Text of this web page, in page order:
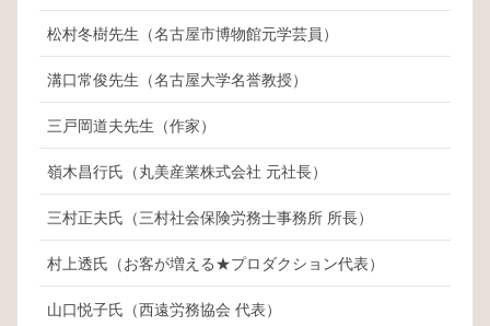
松村冬樹先生（名古屋市博物館元学芸員）
溝口常俊先生（名古屋大学名誉教授）
三戸岡道夫先生（作家）
嶺木昌行氏（丸美産業株式会社 元社長）
三村正夫氏（三村社会保険労務士事務所 所長）
村上透氏（お客が増える★プロダクション代表）
山口悦子氏（西遠労務協会 代表）